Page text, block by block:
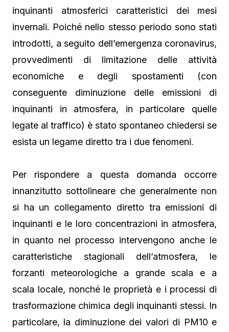
inquinanti atmosferici caratteristici dei mesi
invernali. Poiché nello stesso periodo sono stati
introdotti, a seguito dell’emergenza coronavirus,
provvedimenti di limitazione delle attività
economiche e degli spostamenti (con
conseguente diminuzione delle emissioni di
inquinanti in atmosfera, in particolare quelle
legate al traffico) è stato spontaneo chiedersi se
esista un legame diretto tra i due fenomeni.
Per rispondere a questa domanda occorre
innanzitutto sottolineare che generalmente non
si ha un collegamento diretto tra emissioni di
inquinanti e le loro concentrazioni in atmosfera,
in quanto nel processo intervengono anche le
caratteristiche stagionali dell’atmosfera, le
forzanti meteorologiche a grande scala e a
scala locale, nonché le proprietà e i processi di
trasformazione chimica degli inquinanti stessi. In
particolare, la diminuzione dei valori di PM10 e